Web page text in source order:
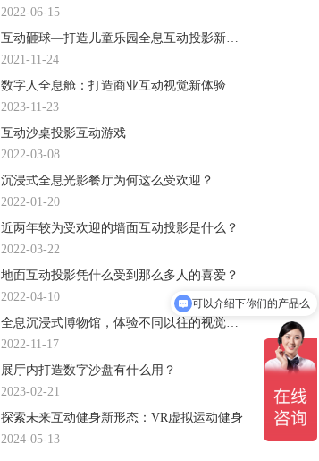
2022-06-15
互动砸球—打造儿童乐园全息互动投影新模式
2021-11-24
数字人全息舱：打造商业互动视觉新体验
2023-11-23
互动沙桌投影互动游戏
2022-03-08
沉浸式全息光影餐厅为何这么受欢迎？
2022-01-20
近两年较为受欢迎的墙面互动投影是什么？
2022-03-22
地面互动投影凭什么受到那么多人的喜爱？
2022-04-10
全息沉浸式博物馆，体验不同以往的视觉互动体验！
2022-11-17
展厅内打造数字沙盘有什么用？
2023-02-21
探索未来互动健身新形态：VR虚拟运动健身
2024-05-13
可以介绍下你们的产品么